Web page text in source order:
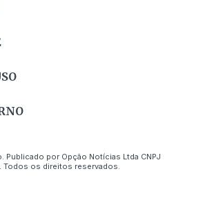
Publicado por Opção Notícias Ltda CNPJ
Todos os direitos reservados.